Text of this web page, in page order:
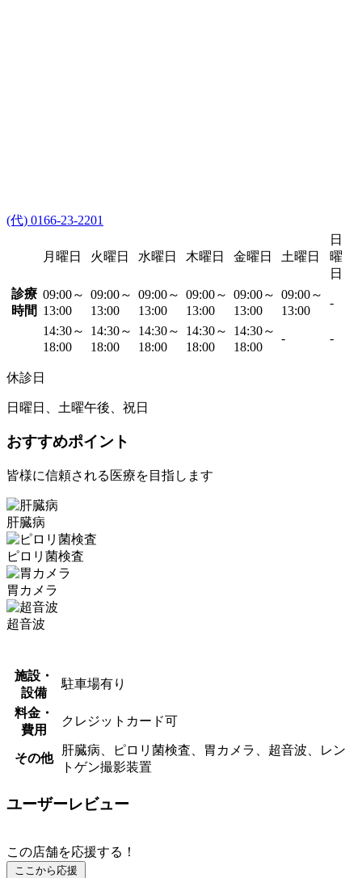
(代) 0166-23-2201
月曜日 火曜日 水曜日 木曜日 金曜日 土曜日
日
曜
日
診療
時間
09:00～
13:00
09:00～
13:00
09:00～
13:00
09:00～
13:00
09:00～
13:00
09:00～
13:00
-
14:30～
18:00
14:30～
18:00
14:30～
18:00
14:30～
18:00
14:30～
18:00
- -
休診日
日曜日、土曜午後、祝日
おすすめポイント
皆様に信頼される医療を目指します
肝臓病
ピロリ菌検査
胃カメラ
超音波
施設・
設備
駐車場有り
料金・
費用
クレジットカード可
その他
肝臓病、ピロリ菌検査、胃カメラ、超音波、レン
トゲン撮影装置
ユーザーレビュー
この店舗を応援する！
ここから応援